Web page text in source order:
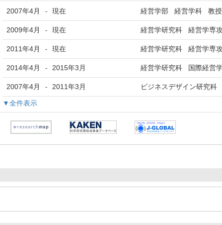
2007年4月 - 現在 経営学部 経営学科 教授
2009年4月 - 現在 経営学研究科 経営学専
2011年4月 - 現在 経営学研究科 経営学専
2014年4月 - 2015年3月 経営学研究科 国際経営
2007年4月 - 2011年3月 ビジネスデザイン研究
▼全件表示